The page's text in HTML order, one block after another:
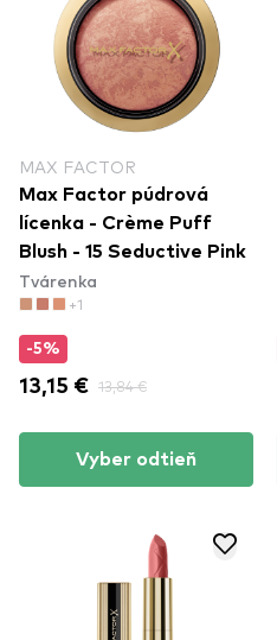
MAX FACTOR
Max Factor púdrová
lícenka - Crème Puff
Blush - 15 Seductive Pink
Tvárenka
+1
-5%
13,15 € 13,84 €
Vyber odtieň